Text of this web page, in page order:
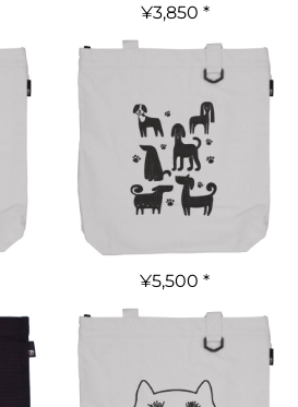
¥3,850 *
¥5,500*